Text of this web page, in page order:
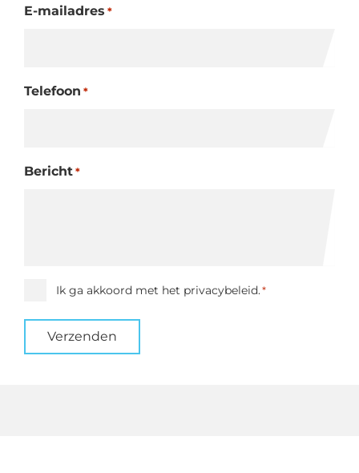
E-mailadres *
Telefoon *
Bericht *
Instemming
Ik ga akkoord met het privacybeleid.*
Verzenden